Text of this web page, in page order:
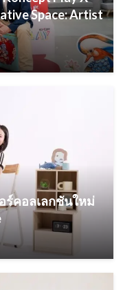
Space: Artist
อร์คอลเลกชันใหม่